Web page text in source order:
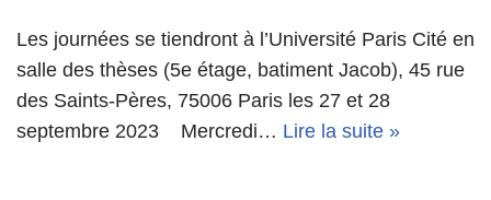
Les journées se tiendront à l’Université Paris Cité en
salle des thèses (5e étage, batiment Jacob), 45 rue
des Saints-Pères, 75006 Paris les 27 et 28
septembre 2023 Mercredi… Lire la suite »